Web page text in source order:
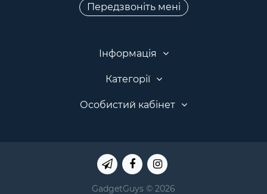
Передзвоніть мені
Інформація
Категорії
Особистий кабінет
GadgetGuys © 2026